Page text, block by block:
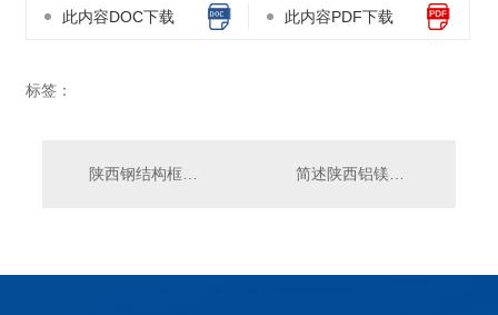
此内容DOC下载 此内容PDF下载
标签：
陕西钢结构框架系统有哪几种? 简述陕西铝镁锰屋面板几大优势